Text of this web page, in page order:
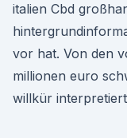
italien Cbd
vor hat. Von den
millionen euro
willkür